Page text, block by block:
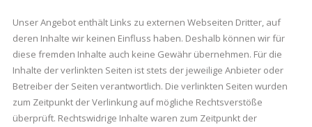
Unser Angebot enthält Links zu externen Webseiten Dritter, auf
deren Inhalte wir keinen Einfluss haben. Deshalb können wir für
diese fremden Inhalte auch keine Gewähr übernehmen. Für die
Inhalte der verlinkten Seiten ist stets der jeweilige Anbieter oder
Betreiber der Seiten verantwortlich. Die verlinkten Seiten wurden
zum Zeitpunkt der Verlinkung auf mögliche Rechtsverstöße
überprüft. Rechtswidrige Inhalte waren zum Zeitpunkt der